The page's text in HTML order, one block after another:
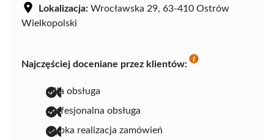
Lokalizacja: Wrocławska 29, 63-410 Ostrów
Wielkopolski
Najczęściej doceniane przez klientów:
miła obsługa
profesjonalna obsługa
szybka realizacja zamówień